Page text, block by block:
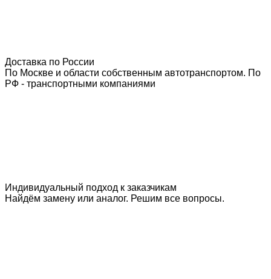
Доставка по России
По Москве и области собственным автотранспортом. По
РФ - транспортными компаниями
Индивидуальный подход к заказчикам
Найдём замену или аналог. Решим все вопросы.